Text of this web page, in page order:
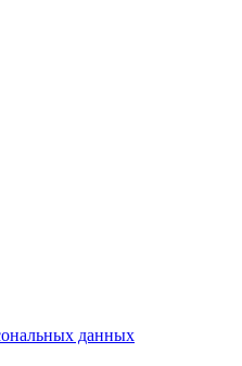
данных